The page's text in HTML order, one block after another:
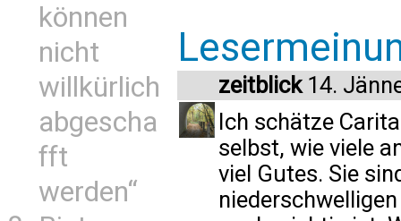
können
nicht
willkürlich
abgescha
fft
werden“
zeitblick14.
Ich schätze
selbst, wie viele
viel Gutes. Sie